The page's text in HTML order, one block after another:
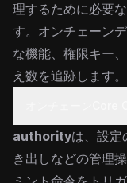
理するために必要
す。オンチェーン
な機能、権限キー
え数を追跡します。
authorityは、設定
き出しなどの管理